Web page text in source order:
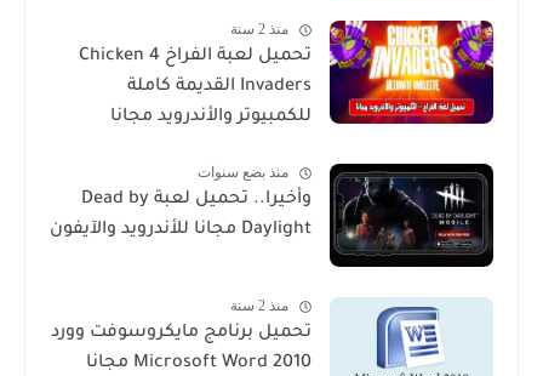
منذ 2 سنة
تحميل لعبة الفراخ 4 Chicken
Invaders القديمة كاملة
للكمبيوتر والأندرويد مجانا
منذ بضع سنوات
وأخيرا.. تحميل لعبة Dead by
Daylight مجانا للأندرويد والآيفون
منذ 2 سنة
تحميل برنامج مايكروسوفت وورد
2010 Microsoft Word مجانا